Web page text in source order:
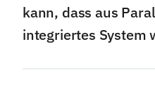
kann, dass aus
integriertes System